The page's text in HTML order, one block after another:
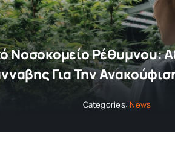
Νοσοκομείο Ρέθυμνου:
Για Την
Categories: News